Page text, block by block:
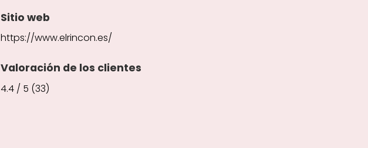
Sitio web
https://www.elrincon.es/
Valoración de los clientes
4.4 / 5 (33)